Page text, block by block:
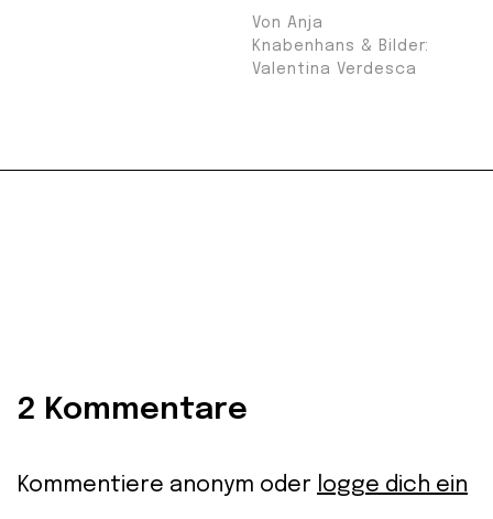
Von Anja
Knabenhans & Bilder:
Valentina Verdesca
2 Kommentare
Kommentiere anonym oder logge dich ein